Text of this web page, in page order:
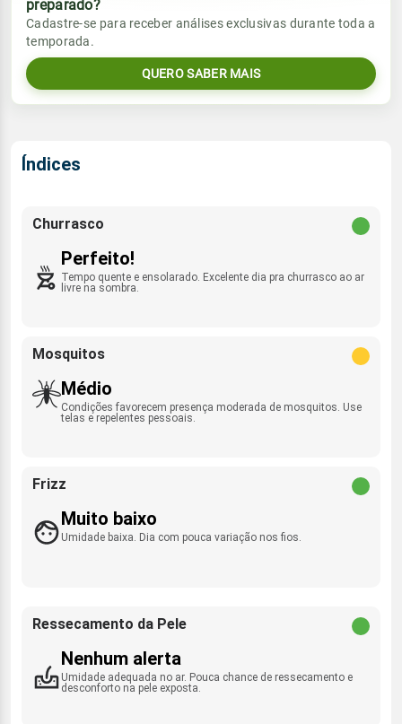
Umidade do ar
63%91%
Rajada de vento
Sol
06:11h às 17:34h
Lua
Chuva
0.0mm
Umidade do ar
Vento
ESE - 5km/h
Rajada de vento
Sol
preparado?
Cadastre-se para receber análises exclusivas durante toda a
temporada.
QUERO SABER MAIS
Índices
Churrasco
Perfeito!
Tempo quente e ensolarado. Excelente dia pra churrasco ao ar
livre na sombra.
Mosquitos
Médio
Condições favorecem presença moderada de mosquitos. Use
telas e repelentes pessoais.
Frizz
Muito baixo
Umidade baixa. Dia com pouca variação nos fios.
Ressecamento da Pele
Nenhum alerta
Umidade adequada no ar. Pouca chance de ressecamento e
desconforto na pele exposta.